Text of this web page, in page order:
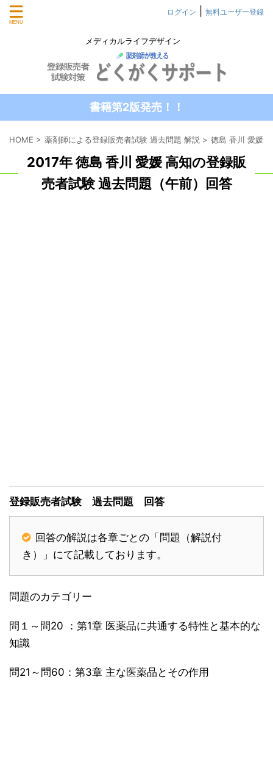
メディカルライフデザイン
ログイン 無料ユーザー登録
書籍第2版発売！！
HOME > 薬剤師による登録販売者試験 過去問題 解説 > 徳島 香川 愛媛
2017年 徳島 香川 愛媛 高知の登録販
売者試験 過去問題（午前）回答
登録販売者試験 過去問題 回答
回答の解説は各章ごとの「問題（解説付
き）」にて記載しております。
問題のカテゴリー
問１～問20 ：第1章 医薬品に共通する特性と基本的な
知識
問21～問60：第3章 主な医薬品とその作用